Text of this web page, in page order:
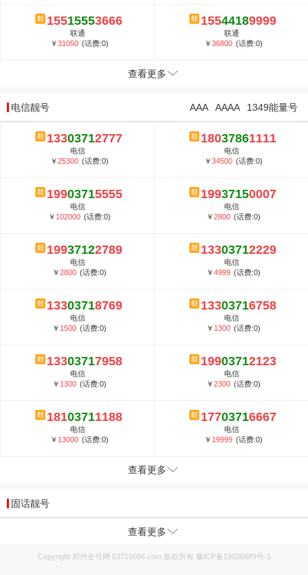
15515553666
联通
￥31050 (话费:0)
15544189999
联通
￥36800 (话费:0)
查看更多
电信靓号 1349能量号
AAAA
AAA
13303712777
电信
￥25300 (话费:0)
18037861111
电信
￥34500 (话费:0)
19903715555
电信
￥ 102000 (话费:0)
19937150007
电信
￥2800 (话费:0)
19937122789
电信
￥2800 (话费:0)
13303712229
电信
￥4999 (话费:0)
13303718769
电信
￥ 1500 (话费:0)
13303716758
电信
￥ 1300 (话费:0)
13303717958
电信
￥ 1300 (话费:0)
19903712123
电信
￥2300 (话费:0)
18103711188
电信
￥ 13000 (话费:0)
17703716667
电信
￥ 19999 (话费:0)
查看更多
固话靓号
查看更多
Copyright 郑州全号网 03715666.com 版权所有 豫ICP备19026889号-1